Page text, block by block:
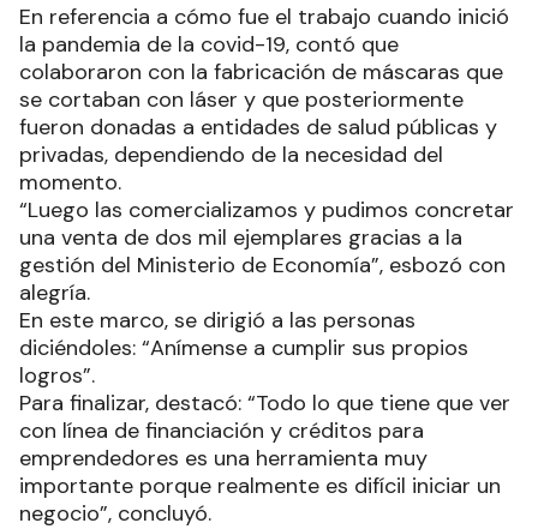
En referencia a cómo fue el trabajo cuando inició
la pandemia de la covid-19, contó que
colaboraron con la fabricación de máscaras que
se cortaban con láser y que posteriormente
fueron donadas a entidades de salud públicas y
privadas, dependiendo de la necesidad del
momento.
“Luego las comercializamos y pudimos concretar
una venta de dos mil ejemplares gracias a la
gestión del Ministerio de Economía”, esbozó con
alegría.
En este marco, se dirigió a las personas
diciéndoles: “Anímense a cumplir sus propios
logros”.
Para finalizar, destacó: “Todo lo que tiene que ver
con línea de financiación y créditos para
emprendedores es una herramienta muy
importante porque realmente es difícil iniciar un
negocio”, concluyó.